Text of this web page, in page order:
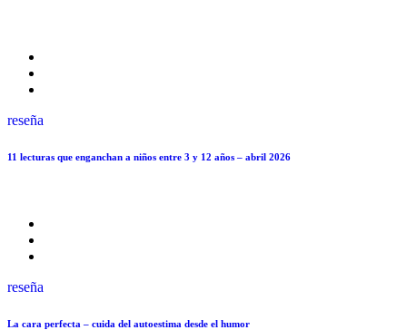
reseña
11 lecturas que enganchan a niños entre 3 y 12 años – abril 2026
reseña
La cara perfecta – cuida del autoestima desde el humor